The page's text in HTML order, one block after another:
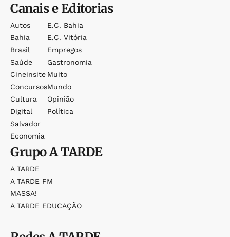
Canais e Editorias
Autos
Bahia
Brasil
Saúde
Cineinsite
Concursos
Cultura
Digital
Salvador
Economia
E.c. Bahia
E.c. Vitória
Empregos
Gastronomia
Muito
Mundo
Opinião
Política
GrupoA TARDE
A TARDE
A TARDE FM
MASSA!
A TARDE EDUCAÇÃO